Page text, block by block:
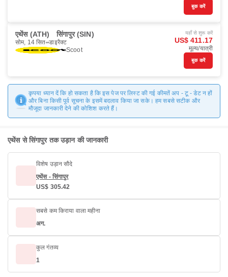
बुक करें
एथेंस (ATH) सिंगापुर (SIN)
सोम, 14 सित॰ डाइरैक्ट
Scoot
यहाँ से शुरू करें
US$ 411.17
मूल्य/यात्री
बुक करें
कृपया ध्यान दें कि हो सकता है कि इस पेज पर लिस्ट की गई कीमतें अप - टू - डेट न हों
और बिना किसी पूर्व सूचना के इसमें बदलाव किया जा सके। हम सबसे सटीक और
मौजूदा जानकारी देने की कोशिश करते हैं।
एथेंस से सिंगापुर तक उड़ान की जानकारी
विशेष उड़ान सौदे
एथेंस - सिंगापुर
US$ 305.42
सबसे कम किराया वाला महीना
अग.
कुल गंतव्य
1